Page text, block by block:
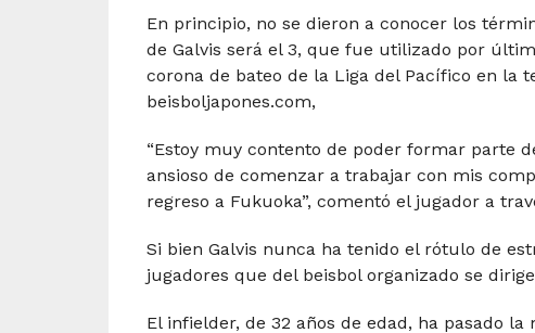
En principio, no se dieron a conocer los
de Galvis será el 3, que fue utilizado por
corona de bateo de la Liga del Pacífico en la
beisboljapones.com,
“Estoy muy contento de poder formar parte
ansioso de comenzar a trabajar con mis
regreso a Fukuoka”, comentó el jugador a
Si bien Galvis nunca ha tenido el rótulo de
jugadores que del beisbol organizado se
El infielder, de 32 años de edad, ha pasado